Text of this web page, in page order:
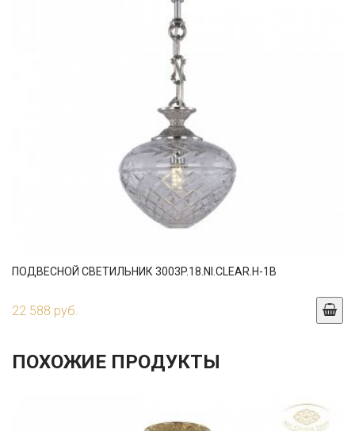
ПОДВЕСНОЙ СВЕТИЛЬНИК 3003P.18.NI.CLEAR.H-1B
22 588 руб.
ПОХОЖИЕ ПРОДУКТЫ